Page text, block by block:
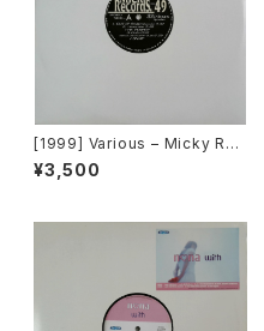
[1999] Various – Micky Rec
ord Vol. 49 [Micky Record
s Inc.][PROMO]
¥3,500